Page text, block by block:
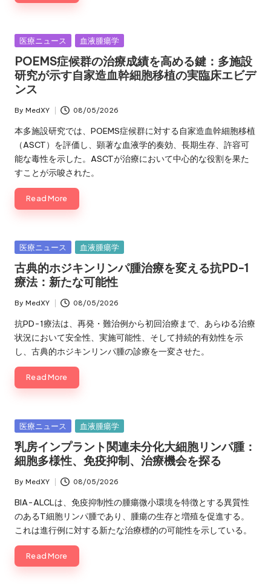
Posted
医療ニュース 血液腫瘍学
POEMS症候群の治療成績を高める鍵：多施設
研究が示す自家造血幹細胞移植の実臨床エビデ
ンス
Posted
by
By MedXY 08/05/2026
本多施設研究では、POEMS症候群に対する自家造血幹細胞移植
（ASCT）を評価し、顕著な血液学的奏効、長期生存、許容可
能な毒性を示した。ASCTが治療において中心的な役割を果た
すことが示唆された。
Read More
Posted
in
医療ニュース 血液腫瘍学
古典的ホジキンリンパ腫治療を変える抗PD-1
療法：新たな可能性
Posted
by
By MedXY 08/05/2026
抗PD-1療法は、再発・難治例から初回治療まで、あらゆる治療
状況において安全性、実施可能性、そして持続的有効性を示
し、古典的ホジキンリンパ腫の診療を一変させた。
Read More
Posted
in
医療ニュース 血液腫瘍学
乳房インプラント関連未分化大細胞リンパ腫：
細胞多様性、免疫抑制、治療機会を探る
Posted
by
By MedXY 08/05/2026
BIA-ALCLは、免疫抑制性の腫瘍微小環境を特徴とする異質性
のあるT細胞リンパ腫であり、腫瘍の生存と増殖を促進する。
これは進行例に対する新たな治療標的の可能性を示している。
Read More